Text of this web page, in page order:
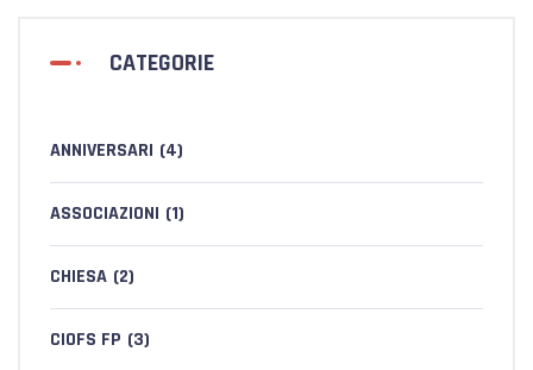
CATEGORIE
ANNIVERSARI (4)
ASSOCIAZIONI (1)
CHIESA (2)
CIOFS FP (3)